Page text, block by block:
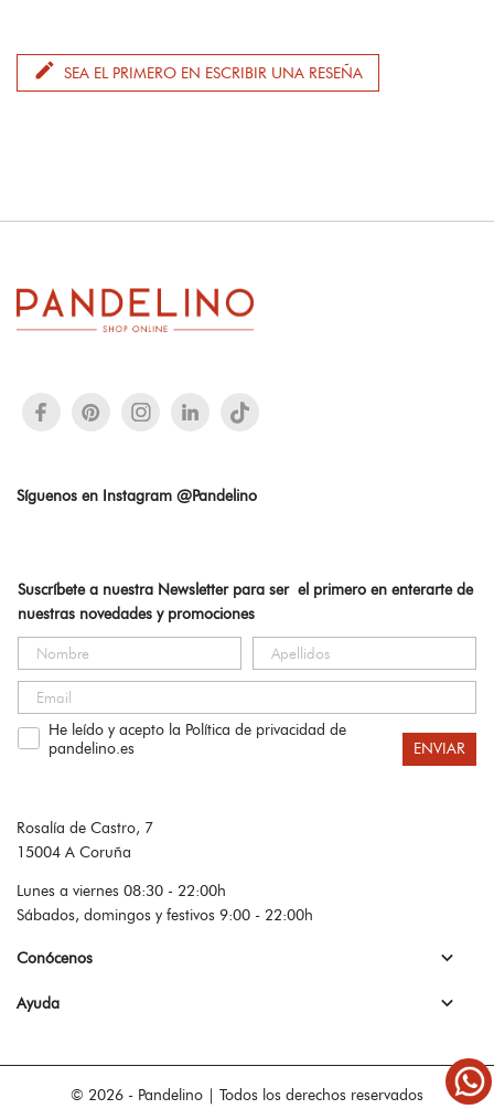
edit SEA EL PRIMERO EN ESCRIBIR UNA RESEÑA
Síguenos en Instagram @Pandelino
Suscríbete a nuestra Newsletter para ser el primero en enterarte de
nuestras novedades y promociones
He leído y acepto la Política de privacidad de
pandelino.es
ENVIAR
Rosalía de Castro, 7
15004 A Coruña
Lunes a viernes 08:30 - 22:00h
Sábados, domingos y festivos 9:00 - 22:00h
Conócenos 
Ayuda 
© 2026 - Pandelino | Todos los derechos reservados